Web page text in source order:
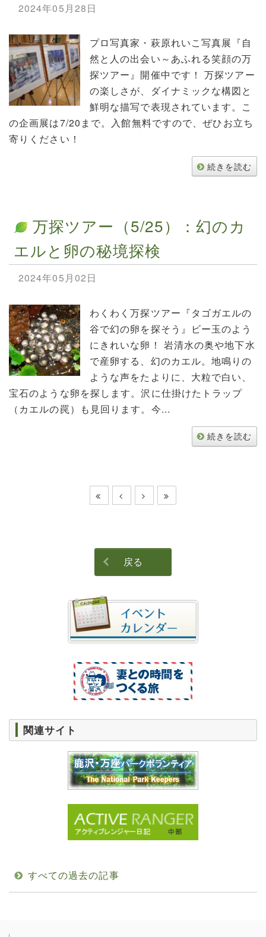
2024年05月28日
プロ写真家・萩原れいこ写真展『自
然と人の出会い～あふれる笑顔の万
探ツアー』開催中です！ 万探ツアー
の楽しさが、ダイナミックな構図と
鮮明な描写で表現されています。こ
の企画展は7/20まで。入館無料ですので、ぜひお立ち
寄りください！
続きを読む
万探ツアー（5/25）：幻のカ
エルと卵の秘境探検
2024年05月02日
わくわく万探ツアー『タゴガエルの
谷で幻の卵を探そう』ビー玉のよう
にきれいな卵！ 岩清水の奥や地下水
で産卵する、幻のカエル。地鳴りの
ような声をたよりに、大粒で白い、
宝石のような卵を探します。沢に仕掛けたトラップ
（カエルの罠）も見回ります。今...
続きを読む
戻る
関連サイト
すべての過去の記事